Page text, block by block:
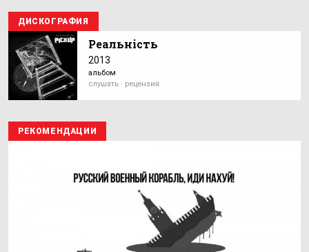
ДИСКОГРАФИЯ
Реальність
2013
альбом
слушать · рецензия
РЕКОМЕНДАЦИИ